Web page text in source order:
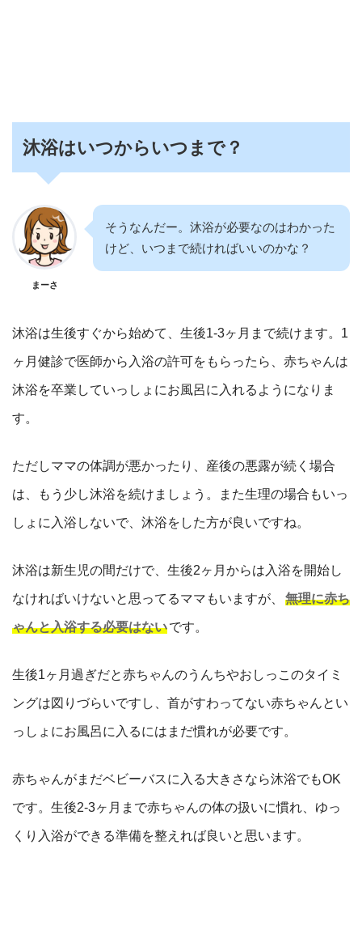
沐浴はいつからいつまで？
まーさ
そうなんだー。沐浴が必要なのはわかった
けど、いつまで続ければいいのかな？
沐浴は生後すぐから始めて、生後1-3ヶ月まで続けます。1
ヶ月健診で医師から入浴の許可をもらったら、赤ちゃんは
沐浴を卒業していっしょにお風呂に入れるようになりま
す。
ただしママの体調が悪かったり、産後の悪露が続く場合
は、もう少し沐浴を続けましょう。また生理の場合もいっ
しょに入浴しないで、沐浴をした方が良いですね。
沐浴は新生児の間だけで、生後2ヶ月からは入浴を開始し
なければいけないと思ってるママもいますが、 無理に赤ち
ゃんと入浴する必要はないです。
生後1ヶ月過ぎだと赤ちゃんのうんちやおしっこのタイミ
ングは図りづらいですし、首がすわってない赤ちゃんとい
っしょにお風呂に入るにはまだ慣れが必要です。
赤ちゃんがまだベビーバスに入る大きさなら沐浴でもOK
です。生後2-3ヶ月まで赤ちゃんの体の扱いに慣れ、ゆっ
くり入浴ができる準備を整えれば良いと思います。